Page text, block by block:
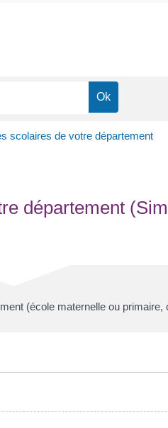
scolaires de votre département
département
(école maternelle ou primaire,